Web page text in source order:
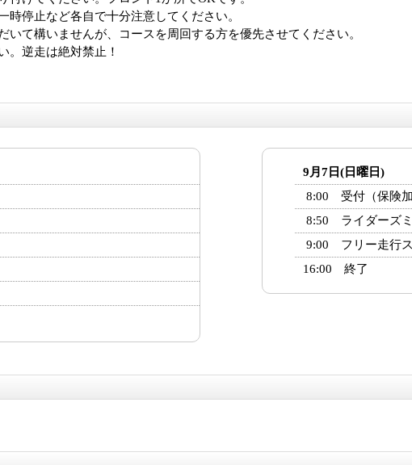
停止など各自で十分注意してください。
いて構いませんが、コースを周回する方を優先させてください。
。逆走は絶対禁止！
9月7日(日曜日)
8:00 受付（保険
8:50 ライダーズ
9:00 フリー走行
16:00 終了